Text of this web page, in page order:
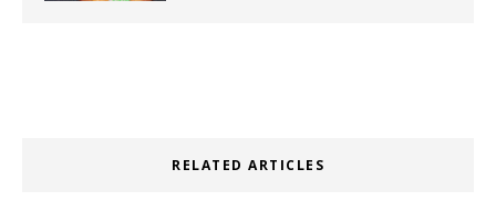
RELATED ARTICLES